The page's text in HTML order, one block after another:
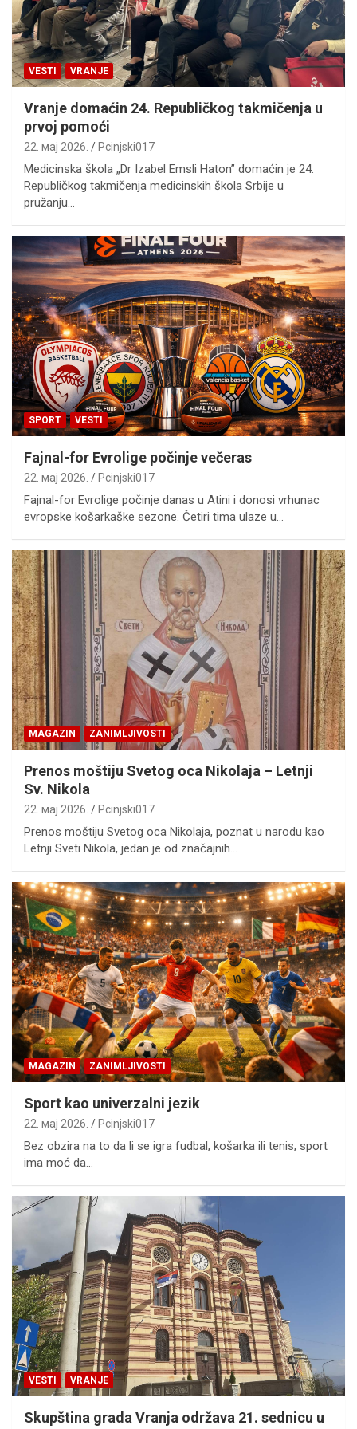
VESTI VRANJE
Vranje domaćin 24. Republičkog takmičenja u
prvoj pomoći
22. мај 2026. Pcinjski017
Medicinska škola „Dr Izabel Emsli Haton’’ domaćin je 24.
Republičkog takmičenja medicinskih škola Srbije u
pružanju…
SPORT VESTI
Fajnal-for Evrolige počinje večeras
22. мај 2026. Pcinjski017
Fajnal-for Evrolige počinje danas u Atini i donosi vrhunac
evropske košarkaške sezone. Četiri tima ulaze u…
MAGAZIN ZANIMLJIVOSTI
Prenos moštiju Svetog oca Nikolaja – Letnji
Sv. Nikola
22. мај 2026. Pcinjski017
Prenos moštiju Svetog oca Nikolaja, poznat u narodu kao
Letnji Sveti Nikola, jedan je od značajnih…
MAGAZIN ZANIMLJIVOSTI
Sport kao univerzalni jezik
22. мај 2026. Pcinjski017
Bez obzira na to da li se igra fudbal, košarka ili tenis, sport
ima moć da…
VESTI VRANJE
Skupština grada Vranja održava 21. sednicu u